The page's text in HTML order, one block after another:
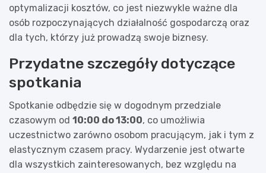
optymalizacji kosztów, co jest niezwykle ważne dla
osób rozpoczynających działalność gospodarczą oraz
dla tych, którzy już prowadzą swoje biznesy.
Przydatne szczegóły dotyczące
spotkania
Spotkanie odbędzie się w dogodnym przedziale
czasowym od 10:00 do 13:00, co umożliwia
uczestnictwo zarówno osobom pracującym, jak i tym z
elastycznym czasem pracy. Wydarzenie jest otwarte
dla wszystkich zainteresowanych, bez względu na